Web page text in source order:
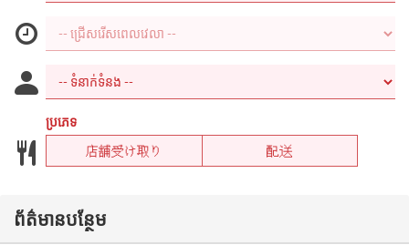
ប្រភេទ
店舗受け取り
配送
ព័ត៌មានបន្ថែម